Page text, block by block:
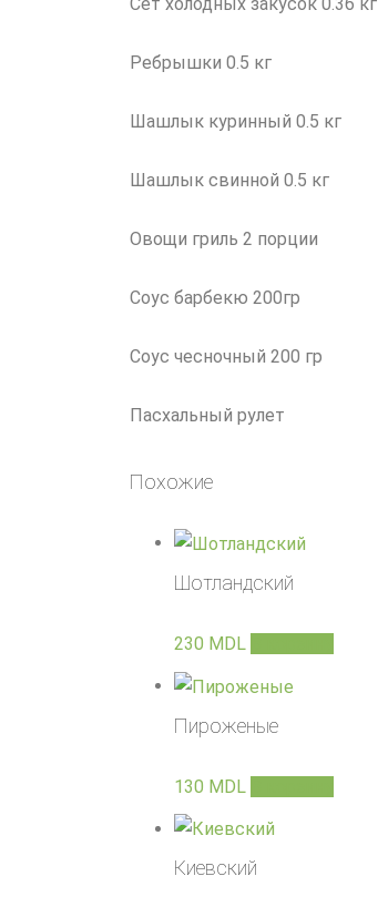
Ребрышки 0.5 кг
Шашлык куринный 0.5 кг
Шашлык свинной 0.5 кг
Овощи гриль 2 порции
Соус барбекю 200гр
Соус чесночный 200 гр
Пасхальный рулет
Похожие
Шотландский
230 MDL
Пироженые
130 MDL
Киевский